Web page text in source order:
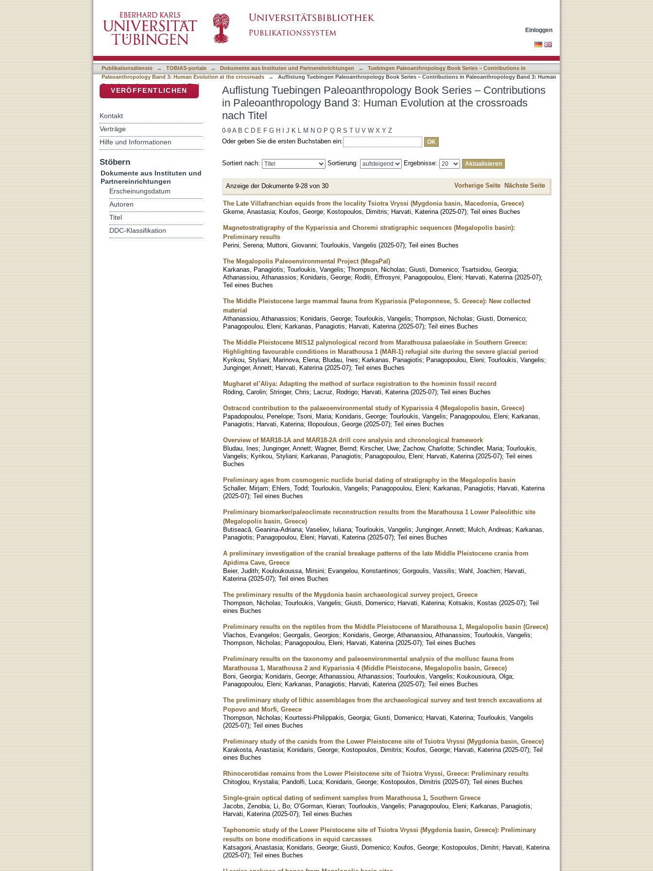
3: Human Evolution at the crossroads nach Titel
Einloggen
Publikationsdienste → TOBIAS-portale → Dokumente aus Instituten und Partnereinrichtungen →
Tuebingen Paleoanthropology Book Series – Contributions in
Paleoanthropology Band 3: Human Evolution at the crossroads
→
Auflistung Tuebingen Paleoanthropology Book Series – Contributions in Paleoanthropology Band 3: Human
Evolution at the crossroads nach Titel
Auflistung Tuebingen Paleoanthropology Book Series – Contributions
in Paleoanthropology Band 3: Human Evolution at the crossroads
nach Titel
0-9 A B C D E F G H J K L M N O P Q R S T U V W X Y Z
Oder geben Sie die ersten Buchstaben ein:
Sortiert nach: Sortierung: Ergebnisse:
Anzeige der Dokumente 9-28 von 30 Vorherige Seite Nächste Seite
The Late Villafranchian equids from the locality Tsiotra Vryssi (Mygdonia basin, Macedonia, Greece)
Gkeme, Anastasia; Koufos, George; Kostopoulos, Dimitris; Harvati, Katerina (2025-07); Teil eines Buches
Magnetostratigraphy of the Kyparissia and Choremi stratigraphic sequences (Megalopolis basin):
Preliminary results
Perini, Serena; Muttoni, Giovanni; Tourloukis, Vangelis (2025-07); Teil eines Buches
The Megalopolis Paleoenvironmental Project (MegaPal)
Karkanas, Panagiotis; Tourloukis, Vangelis; Thompson, Nicholas; Giusti, Domenico; Tsartsidou, Georgia;
Athanassiou, Athanassios; Konidaris, George; Roditi, Effrosyni; Panagopoulou, Eleni; Harvati, Katerina (2025-07);
Teil eines Buches
The Middle Pleistocene large mammal fauna from Kyparissia (Peloponnese, S. Greece): New collected
material
Athanassiou, Athanassios; Konidaris, George; Tourloukis, Vangelis; Thompson, Nicholas; Giusti, Domenico;
Panagopoulou, Eleni; Karkanas, Panagiotis; Harvati, Katerina (2025-07); Teil eines Buches
The Middle Pleistocene MIS12 palynological record from Marathousa palaeolake in Southern Greece:
Highlighting favourable conditions in Marathousa 1 (MAR-1) refugial site during the severe glacial period
Kyrikou, Styliani; Marinova, Elena; Bludau, Ines; Karkanas, Panagiotis; Panagopoulou, Eleni; Tourloukis, Vangelis;
Junginger, Annett; Harvati, Katerina (2025-07); Teil eines Buches
Mugharet el’Aliya: Adapting the method of surface registration to the hominin fossil record
Röding, Carolin; Stringer, Chris; Lacruz, Rodrigo; Harvati, Katerina (2025-07); Teil eines Buches
Ostracod contribution to the palaeoenvironmental study of Kyparissia 4 (Megalopolis basin, Greece)
Papadopoulou, Penelope; Tsoni, Maria; Konidaris, George; Tourloukis, Vangelis; Panagopoulou, Eleni; Karkanas,
Panagiotis; Harvati, Katerina; Illopoulous, George (2025-07); Teil eines Buches
Overview of MAR18-1A and MAR18-2A drill core analysis and chronological framework
Bludau, Ines; Junginger, Annett; Wagner, Bernd; Kirscher, Uwe; Zachow, Charlotte; Schindler, Maria; Tourloukis,
Vangelis; Kyrikou, Styliani; Karkanas, Panagiotis; Panagopoulou, Eleni; Harvati, Katerina (2025-07); Teil eines
Buches
Preliminary ages from cosmogenic nuclide burial dating of stratigraphy in the Megalopolis basin
Schaller, Mirjam; Ehlers, Todd; Tourloukis, Vangelis; Panagopoulou, Eleni; Karkanas, Panagiotis; Harvati, Katerina
(2025-07); Teil eines Buches
Preliminary biomarker/paleoclimate reconstruction results from the Marathousa 1 Lower Paleolithic site
(Megalopolis basin, Greece)
Butiseacă, Geanina-Adriana; Vaseliev, Iuliana; Tourloukis, Vangelis; Junginger, Annett; Mulch, Andreas; Karkanas,
Panagiotis; Panagopoulou, Eleni; Harvati, Katerina (2025-07); Teil eines Buches
A preliminary investigation of the cranial breakage patterns of the late Middle Pleistocene crania from
Apidima Cave, Greece
Beier, Judith; Kouloukoussa, Mirsini; Evangelou, Konstantinos; Gorgoulis, Vassilis; Wahl, Joachim; Harvati,
Katerina (2025-07); Teil eines Buches
The preliminary results of the Mygdonia basin archaeological survey project, Greece
Thompson, Nicholas; Tourloukis, Vangelis; Giusti, Domenico; Harvati, Katerina; Kotsakis, Kostas (2025-07); Teil
eines Buches
Preliminary results on the reptiles from the Middle Pleistocene of Marathousa 1, Megalopolis basin (Greece)
Vlachos, Evangelos; Georgalis, Georgios; Konidaris, George; Athanassiou, Athanassios; Tourloukis, Vangelis;
Thompson, Nicholas; Panagopoulou, Eleni; Harvati, Katerina (2025-07); Teil eines Buches
Preliminary results on the taxonomy and paleoenvironmental analysis of the mollusc fauna from
Marathousa 1, Marathousa 2 and Kyparissia 4 (Middle Pleistocene, Megalopolis basin, Greece)
Boni, Georgia; Konidaris, George; Athanassiou, Athanassios; Tourloukis, Vangelis; Koukousioura, Olga;
Panagopoulou, Eleni; Karkanas, Panagiotis; Harvati, Katerina (2025-07); Teil eines Buches
The preliminary study of lithic assemblages from the archaeological survey and test trench excavations at
Popovo and Morfi, Greece
Thompson, Nicholas; Kourtessi-Philippakis, Georgia; Giusti, Domenico; Harvati, Katerina; Tourloukis, Vangelis
(2025-07); Teil eines Buches
Preliminary study of the canids from the Lower Pleistocene site of Tsiotra Vryssi (Mygdonia basin, Greece)
Karakosta, Anastasia; Konidaris, George; Kostopoulos, Dimitris; Koufos, George; Harvati, Katerina (2025-07); Teil
eines Buches
Rhinocerotidae remains from the Lower Pleistocene site of Tsiotra Vryssi, Greece: Preliminary results
Chitoglou, Krystalia; Pandolfi, Luca; Konidaris, George; Kostopoulos, Dimitris (2025-07); Teil eines Buches
Single-grain optical dating of sediment samples from Marathousa 1, Southern Greece
Jacobs, Zenobia; Li, Bo; O’Gorman, Kieran; Tourloukis, Vangelis; Panagopoulou, Eleni; Karkanas, Panagiotis;
Harvati, Katerina (2025-07); Teil eines Buches
Taphonomic study of the Lower Pleistocene site of Tsiotra Vryssi (Mygdonia basin, Greece): Preliminary
results on bone modifications in equid carcasses
Katsagoni, Anastasia; Konidaris, George; Giusti, Domenico; Koufos, George; Kostopoulos, Dimitri; Harvati, Katerina
(2025-07); Teil eines Buches
VERÖFFENTLICHEN
Kontakt
Verträge
Hilfe und Informationen
Stöbern
Dokumente aus Instituten und
Partnereinrichtungen
Erscheinungsdatum
Autoren
Titel
DDC-Klassifikation